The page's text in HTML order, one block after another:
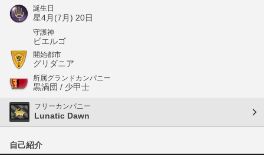
誕生日
星4月(7月) 20日
守護神
ビエルゴ
開始都市
グリダニア
所属グランドカンパニー
黒渦団 / 少甲士
フリーカンパニー
Lunatic Dawn
自己紹介